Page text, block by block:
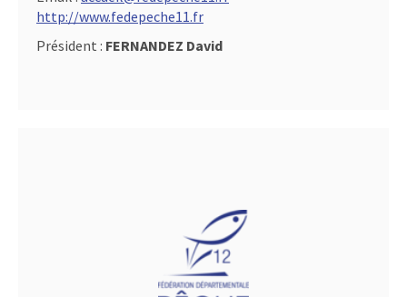
http://www.fedepeche11.fr
Président : FERNANDEZ David